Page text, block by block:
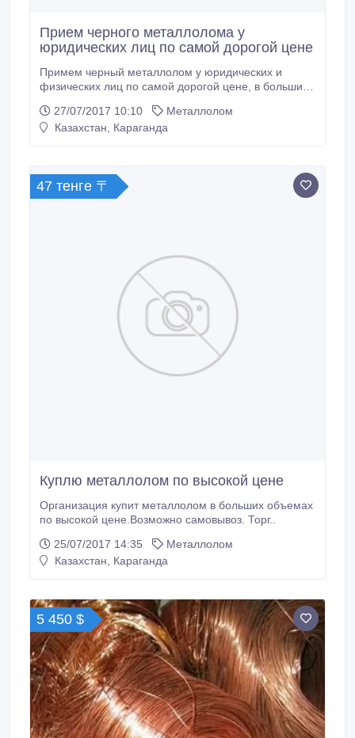
Прием черного металлолома у
юридических лиц по самой дорогой цене
Примем черный металлолом у юридических и
физических лиц по самой дорогой цене, в больших
документов - чеки, счет-фактуры, счета на оплату,
договора и пр. Возможен самовывоз..
27/07/2017 10:10
Металлолом
Казахстан, Караганда
47 тенге 〒
Куплю металлолом по высокой цене
Организация купит металлолом в больших объемах
по высокой цене.Возможно самовывоз. Торг..
25/07/2017 14:35
Металлолом
Казахстан, Караганда
5 450 $